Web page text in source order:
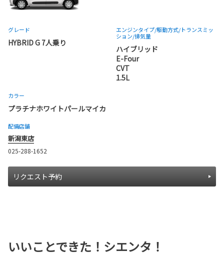
グレード
HYBRID G 7人乗り
エンジンタイプ/駆動方式/トランスミッ
ション/排気量
ハイブリッド
E-Four
CVT
1.5L
カラー
プラチナホワイトパールマイカ
配備店舗
新潟東店
025-288-1652
リクエスト予約
いいことできた！シエンタ！